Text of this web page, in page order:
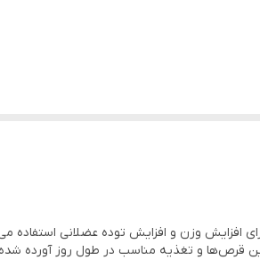
افزایش وزن و افزایش توده عضلانی
قرص‌ها و تغذیه مناسب در طول روز آورده